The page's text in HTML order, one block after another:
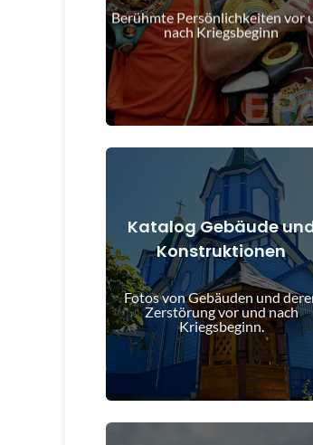
Berühmte Persönlichkeiten vor
nach Kriegsbeginn
Menschen vor und nach
Kriegsbeginn
Katalog Gebäude
Konstruktionen
Fotos von Gebäuden und
Zerstörung vor und nach
Kriegsbeginn.
Gebäude, Bauwerke, Objekte vor
und nach Kriegsbeginn
Details anzeigen